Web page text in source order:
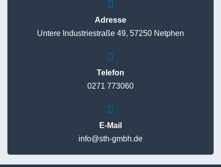
Adresse
Untere Industriestraße 49, 57250 Netphen
Telefon
0271 773060
E-Mail
info@sth-gmbh.de